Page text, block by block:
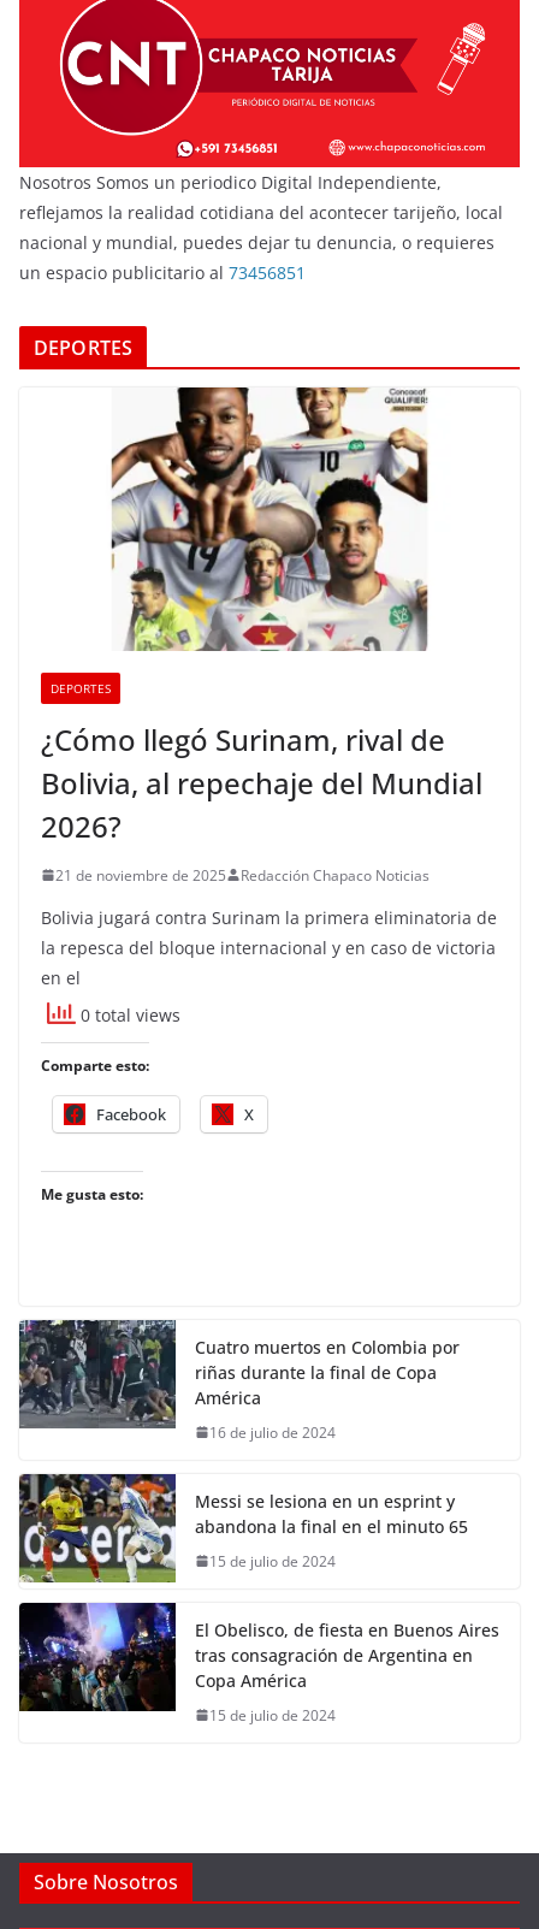
Nosotros Somos un periodico Digital Independiente,
reflejamos la realidad cotidiana del acontecer tarijeño, local
nacional y mundial, puedes dejar tu denuncia, o requieres
un espacio publicitario al 73456851
DEPORTES
DEPORTES
¿Cómo llegó Surinam, rival de
Bolivia, al repechaje del Mundial
2026?
21 de noviembre de 2025 Redacción Chapaco Noticias
Bolivia jugará contra Surinam la primera eliminatoria de
la repesca del bloque internacional y en caso de victoria
en el
0 total views
Comparte esto:
Facebook X
Me gusta esto:
Cuatro muertos en Colombia por
riñas durante la final de Copa
América
16 de julio de 2024
Messi se lesiona en un esprint y
abandona la final en el minuto 65
15 de julio de 2024
El Obelisco, de fiesta en Buenos Aires
tras consagración de Argentina en
Copa América
15 de julio de 2024
Sobre Nosotros